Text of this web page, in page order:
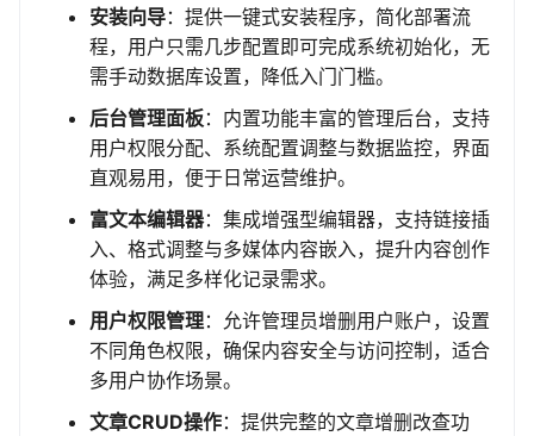
安装向导：提供一键式安装程序，简化部署流
程，用户只需几步配置即可完成系统初始化，无
需手动数据库设置，降低入门门槛。
后台管理面板：内置功能丰富的管理后台，支持
用户权限分配、系统配置调整与数据监控，界面
直观易用，便于日常运营维护。
富文本编辑器：集成增强型编辑器，支持链接插
入、格式调整与多媒体内容嵌入，提升内容创作
体验，满足多样化记录需求。
用户权限管理：允许管理员增删用户账户，设置
不同角色权限，确保内容安全与访问控制，适合
多用户协作场景。
文章CRUD操作：提供完整的文章增删改查功